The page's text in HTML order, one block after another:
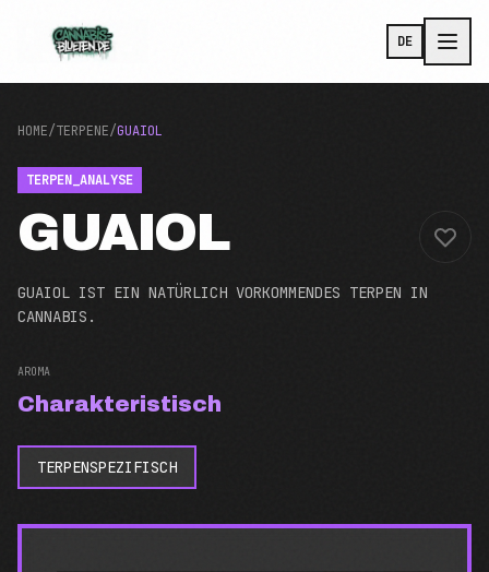
DE
HOME/TERPENE/GUAIOL
TERPEN_ANALYSE
GUAIOL
GUAIOL IST EIN NATÜRLICH VORKOMMENDES TERPEN IN
CANNABIS.
AROMA
Charakteristisch
TERPENSPEZIFISCH